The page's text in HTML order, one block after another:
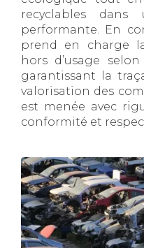
recyclables dans
performante. En
prend en charge
hors d’usage
garantissant la
valorisation des
est menée avec
conformité et